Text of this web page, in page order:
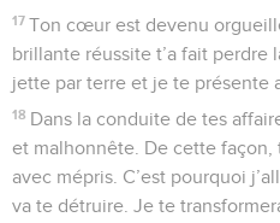
17 Ton cœur est devenu
brillante réussite t’a fait perdre
jette par terre et je te présente
18 Dans la conduite de tes
et malhonnête. De cette façon,
avec mépris. C’est pourquoi
va te détruire. Je te